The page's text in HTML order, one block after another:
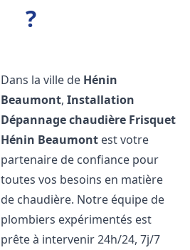
?
Dans la ville de Hénin
Beaumont,Installation
Dépannage chaudière Frisquet
Hénin Beaumont est votre
partenaire de confiance pour
toutes vos besoins en matière
de chaudière. Notre équipe de
plombiers expérimentés est
prête à intervenir 24h/24, 7j/7